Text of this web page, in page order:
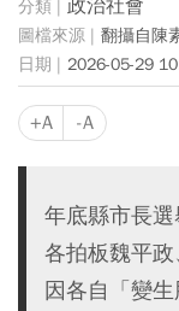
政治社會
翻攝自陳
2026-05-29
+A -A
年底縣市長
各拍板魏平
因各自「變